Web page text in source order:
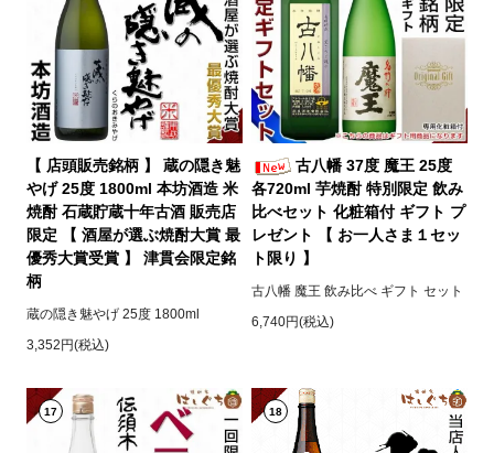
【 店頭販売銘柄 】 蔵の隠き魅
やげ 25度 1800ml 本坊酒造 米
焼酎 石蔵貯蔵十年古酒 販売店
限定 【 酒屋が選ぶ焼酎大賞 最
優秀大賞受賞 】 津貫会限定銘
柄
蔵の隠き魅やげ 25度 1800ml
3,352円(税込)
古八幡 37度 魔王 25度
各720ml 芋焼酎 特別限定 飲み
比べセット 化粧箱付 ギフト プ
レゼント 【 お一人さま１セッ
ト限り 】
古八幡 魔王 飲み比べ ギフト セット
6,740円(税込)
17 18